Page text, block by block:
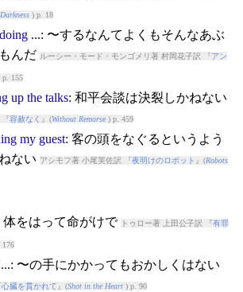
) p. 18
doing...: 〜するなんてよくもそんなあぶ
んだ ルーシー・モード・モンゴメリ著 村岡花子訳 『 アン
155
up the talks: 和平会談は決裂しかねない
容赦なく 』(Without Remorse) p. 459
my guest: 客の頭をなぐるというよう
ない アシモフ著 小尾芙佐訳 『夜明けのロボット 』(Robots
体をはって命がけで トゥロー著 上田公子訳 『有罪
〜の手にかかってもおかしくはない
心臓を貫かれて 』(Shot in the Heart) p. 90